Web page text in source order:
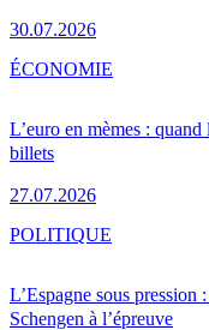
30.07.2026
L’euro en mèmes :
billets
27.07.2026
ÉCONOMIE
L’Espagne sous pression
Schengen à l’épreuve
POLITIQUE